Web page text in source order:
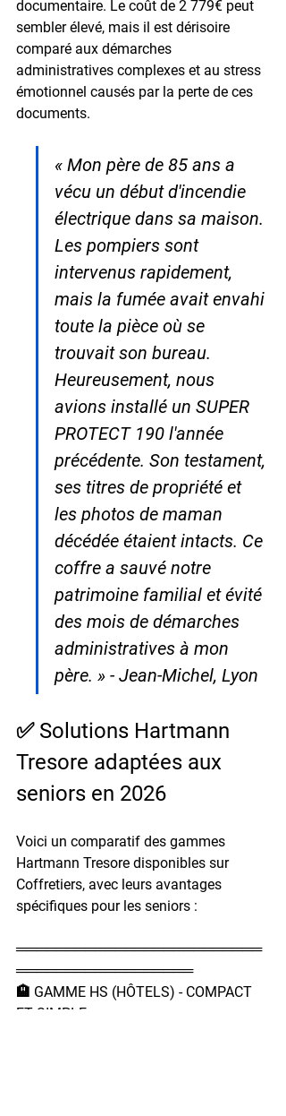
documentaire. Le coût de 2 779€ peut
sembler élevé, mais il est dérisoire
comparé aux démarches
administratives complexes et au stress
émotionnel causés par la perte de ces
documents.
« Mon père de 85 ans a
vécu un début d'incendie
électrique dans sa maison.
Les pompiers sont
intervenus rapidement,
mais la fumée avait envahi
toute la pièce où se
trouvait son bureau.
Heureusement, nous
avions installé un SUPER
PROTECT 190 l'année
précédente. Son testament,
ses titres de propriété et
les photos de maman
décédée étaient intacts. Ce
coffre a sauvé notre
patrimoine familial et évité
des mois de démarches
administratives à mon
père. » - Jean-Michel, Lyon
✅ Solutions Hartmann
Tresore adaptées aux
seniors en 2026
Voici un comparatif des gammes
Hartmann Tresore disponibles sur
Coffretiers, avec leurs avantages
spécifiques pour les seniors :
═════════════════════════
══════════════════
🏨 GAMME HS (HÔTELS) - COMPACT
ET SIMPLE